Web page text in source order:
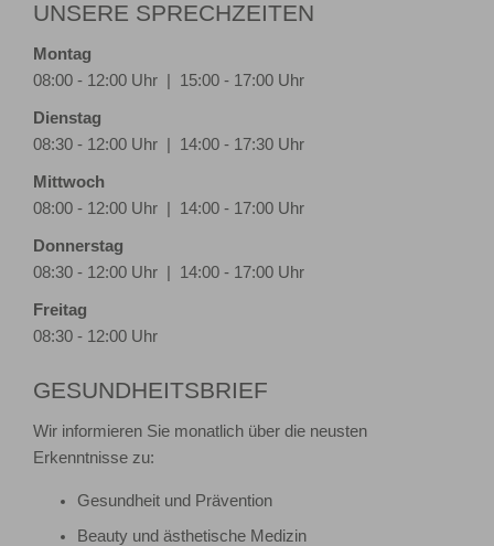
UNSERE SPRECHZEITEN
Montag
08:00 - 12:00 Uhr | 15:00 - 17:00 Uhr
Dienstag
08:30 - 12:00 Uhr | 14:00 - 17:30 Uhr
Mittwoch
08:00 - 12:00 Uhr | 14:00 - 17:00 Uhr
Donnerstag
08:30 - 12:00 Uhr | 14:00 - 17:00 Uhr
Freitag
08:30 - 12:00 Uhr
GESUNDHEITSBRIEF
Wir informieren Sie monatlich über die neusten
Erkenntnisse zu:
Gesundheit und Prävention
Beauty und ästhetische Medizin